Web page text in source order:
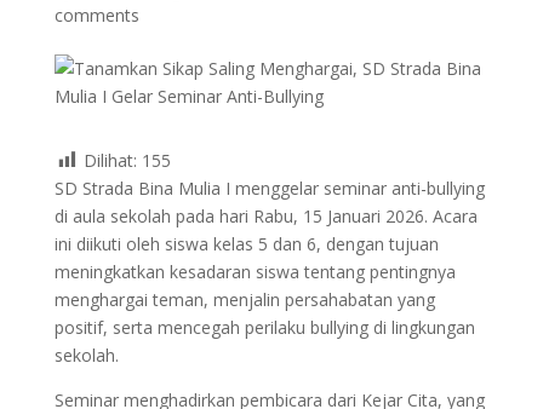
comments
Dilihat: 155
SD Strada Bina Mulia I menggelar seminar anti-bullying
di aula sekolah pada hari Rabu, 15 Januari 2026. Acara
ini diikuti oleh siswa kelas 5 dan 6, dengan tujuan
meningkatkan kesadaran siswa tentang pentingnya
menghargai teman, menjalin persahabatan yang
positif, serta mencegah perilaku bullying di lingkungan
sekolah.
Seminar menghadirkan pembicara dari Kejar Cita, yang